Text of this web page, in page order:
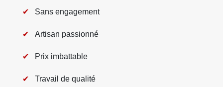
Sans engagement
Artisan passionné
Prix imbattable
Travail de qualité